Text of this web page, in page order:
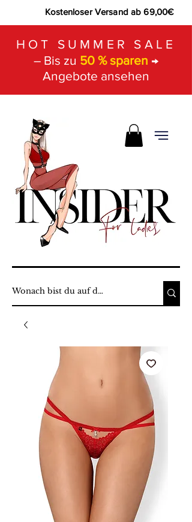
Kostenloser Versand ab 69,00€
HOT SUMMER SALE
– Bis zu 50 % sparen →
Angebote ansehen